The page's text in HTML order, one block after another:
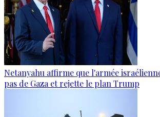
Netanyahu affirme que l'armée
pas de Gaza et rejette le plan Trump